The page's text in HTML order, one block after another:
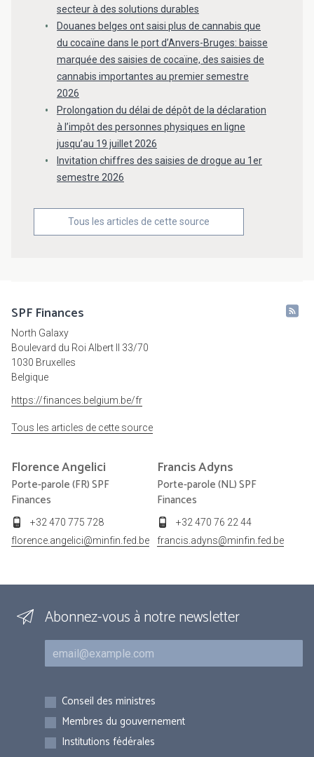
secteur à des solutions durables
Douanes belges ont saisi plus de cannabis que
du cocaïne dans le port d’Anvers-Bruges: baisse
marquée des saisies de cocaïne, des saisies de
cannabis importantes au premier semestre
2026
Prolongation du délai de dépôt de la déclaration
à l’impôt des personnes physiques en ligne
jusqu’au 19 juillet 2026
Invitation chiffres des saisies de drogue au 1er
semestre 2026
Tous les articles de cette source
SPF Finances
North Galaxy
Boulevard du Roi Albert II 33/70
1030 Bruxelles
Belgique
https://finances.belgium.be/fr
Tous les articles de cette source
FlorenceAngelici
Porte-parole (FR) SPF
Finances
+32 470 775 728
florence.angelici@minfin.fed.be
FrancisAdyns
Porte-parole (NL) SPF
Finances
+32 470 76 22 44
francis.adyns@minfin.fed.be
Abonnez-vous à notre newsletter
Courriel
Inscriptions
Conseil des ministres
Membres du gouvernement
Institutions fédérales